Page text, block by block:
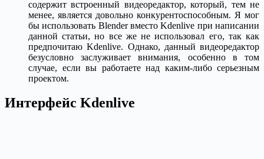
содержит встроенный видеоредактор, который, тем не
менее, является довольно конкурентоспособным. Я мог
бы использовать Blender вместо Kdenlive при написании
данной статьи, но все же не использовал его, так как
предпочитаю Kdenlive. Однако, данный видеоредактор
безусловно заслуживает внимания, особенно в том
случае, если вы работаете над каким-либо серьезным
проектом.
Интерфейс Kdenlive